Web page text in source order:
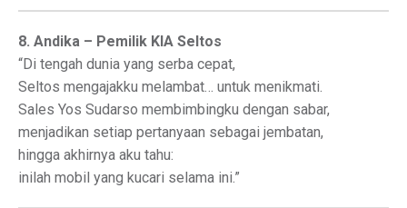
8. Andika – Pemilik KIA Seltos
“Di tengah dunia yang serba cepat,
Seltos mengajakku melambat… untuk menikmati.
Sales Yos Sudarso membimbingku dengan sabar,
menjadikan setiap pertanyaan sebagai jembatan,
hingga akhirnya aku tahu:
inilah mobil yang kucari selama ini.”